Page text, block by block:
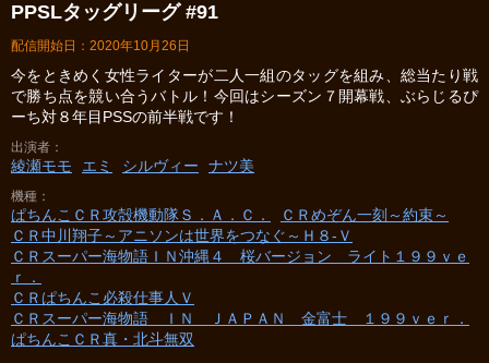
PPSLタッグリーグ #91
配信開始日：2020年10月26日
今をときめく女性ライターが二人一組のタッグを組み、総当たり戦
で勝ち点を競い合うバトル！今回はシーズン７開幕戦、ぶらじるぴ
ーち対８年目PSSの前半戦です！
出演者
綾瀬モモ エミ シルヴィー ナツ美
機種
ぱちんこＣＲ攻殻機動隊Ｓ．Ａ．Ｃ．
ＣＲめぞん一刻～約束～
ＣＲ中川翔子～アニソンは世界をつなぐ～Ｈ８‐Ｖ
ＣＲスーパー海物語ＩＮ沖縄４ 桜バージョン ライト１９９ｖｅ
ｒ．
ＣＲぱちんこ必殺仕事人Ｖ
ＣＲスーパー海物語 ＩＮ ＪＡＰＡＮ 金富士 １９９ｖｅｒ．
ぱちんこＣＲ真・北斗無双